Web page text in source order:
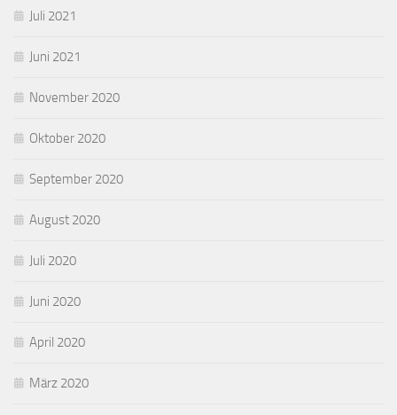
Juli 2021
Juni 2021
November 2020
Oktober 2020
September 2020
August 2020
Juli 2020
Juni 2020
April 2020
März 2020